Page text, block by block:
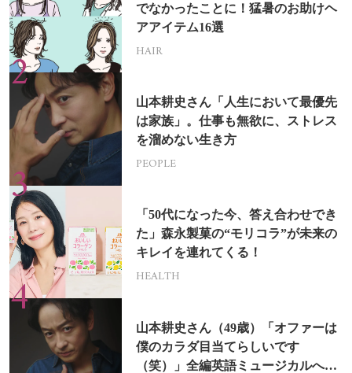
でなかったことに！猛暑のお助けヘ
アアイテム16選
HAIR
山本耕史さん「人生において最優先
は家族」。仕事も無欲に、ストレス
を溜めない生き方
PEOPLE
「50代になった今、答え合わせでき
た」森永製菓の“モリコラ”が未来の
キレイを連れてくる！
HEALTH
山本耕史さん（49歳）「オファーは
僕のカラダ目当てらしいです
（笑）」全編英語ミュージカルへの